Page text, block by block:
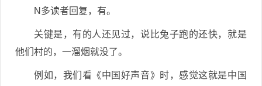
N多读者回复，有。
关键是，有的人还见过，说比兔子跑的还快，就是
他们村的，一溜烟就没了。
例如，我们看《中国好声音》时，感觉这就是中国